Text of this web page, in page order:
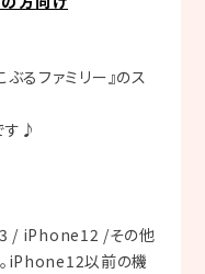
るファミリー』のス
す♪
/ iPhone12 /その他
iPhone12以前の機